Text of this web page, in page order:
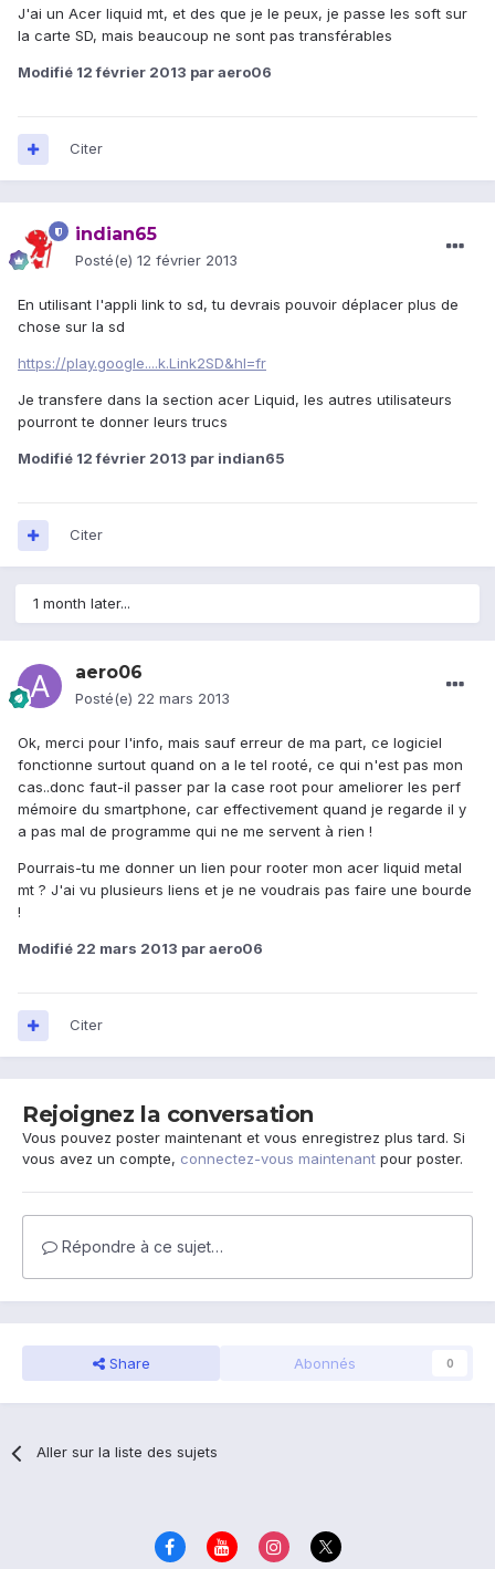
J'ai un Acer liquid mt, et des que je le peux, je passe les soft sur
la carte SD, mais beaucoup ne sont pas transférables
Modifié 12 février 2013 par aero06
Citer
indian65
Posté(e) 12 février 2013
En utilisant l'appli link to sd, tu devrais pouvoir déplacer plus de
chose sur la sd
https://play.google....k.Link2SD&hl=fr
Je transfere dans la section acer Liquid, les autres utilisateurs
pourront te donner leurs trucs
Modifié 12 février 2013 par indian65
Citer
1 month later...
aero06
Posté(e) 22 mars 2013
Ok, merci pour l'info, mais sauf erreur de ma part, ce logiciel
fonctionne surtout quand on a le tel rooté, ce qui n'est pas mon
cas..donc faut-il passer par la case root pour ameliorer les perf
mémoire du smartphone, car effectivement quand je regarde il y
a pas mal de programme qui ne me servent à rien !
Pourrais-tu me donner un lien pour rooter mon acer liquid metal
mt ? J'ai vu plusieurs liens et je ne voudrais pas faire une bourde
!
Modifié 22 mars 2013 par aero06
Citer
Rejoignez la conversation
Vous pouvez poster maintenant et vous enregistrez plus tard. Si
vous avez un compte, connectez-vous maintenant pour poster.
Répondre à ce sujet…
Share Abonnés 0
Aller sur la liste des sujets